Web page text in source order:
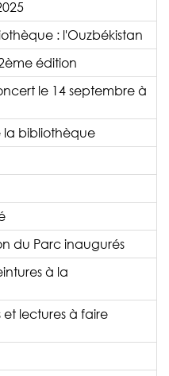
: l'Ouzbékistan
édition
le 14 septembre à
la bibliothèque
du Parc inaugurés
à la
lectures à faire